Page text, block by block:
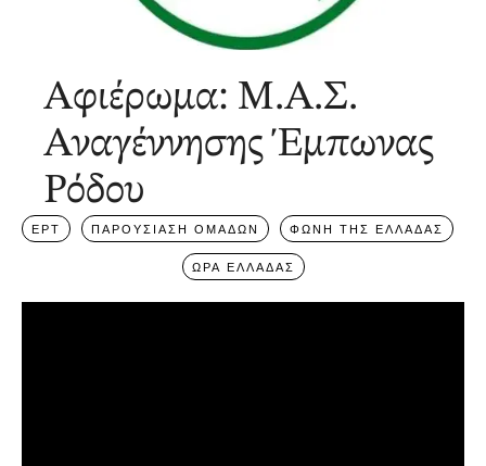
Αφιέρωμα: Μ.Α.Σ.
Αναγέννησης Έμπωνας
Ρόδου
ΕΡΤ ΠΑΡΟΥΣΙΑΣΗ ΟΜΑΔΩΝ ΦΩΝΗ ΤΗΣ ΕΛΛΑΔΑΣ
ΩΡΑ ΕΛΛΑΔΑΣ